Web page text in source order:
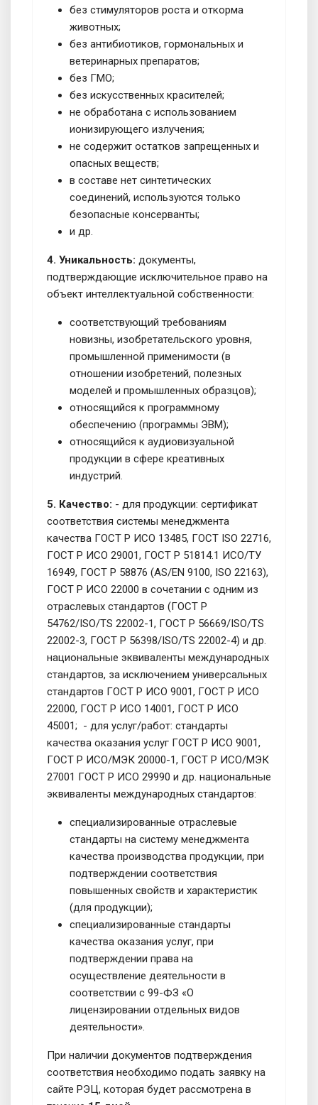
без стимуляторов роста и откорма
животных;
без антибиотиков, гормональных и
ветеринарных препаратов;
без ГМО;
без искусственных красителей;
не обработана с использованием
ионизирующего излучения;
не содержит остатков запрещенных и
опасных веществ;
в составе нет синтетических
соединений, используются только
безопасные консерванты;
и др.
4. Уникальность: документы,
подтверждающие исключительное право на
объект интеллектуальной собственности:
соответствующий требованиям
новизны, изобретательского уровня,
промышленной применимости (в
отношении изобретений, полезных
моделей и промышленных образцов);
относящийся к программному
обеспечению (программы ЭВМ);
относящийся к аудиовизуальной
продукции в сфере креативных
индустрий.
5. Качество: - для продукции: сертификат
соответствия системы менеджмента
качества ГОСТ Р ИСО 13485, ГОСТ ISO 22716,
ГОСТ Р ИСО 29001, ГОСТ Р 51814.1 ИСО/ТУ
16949, ГОСТ Р 58876 (AS/EN 9100, ISO 22163),
ГОСТ Р ИСО 22000 в сочетании с одним из
отраслевых стандартов (ГОСТ Р
54762/ISO/TS 22002-1, ГОСТ Р 56669/ISO/TS
22002-3, ГОСТ Р 56398/ISO/TS 22002-4) и др.
национальные эквиваленты международных
стандартов, за исключением универсальных
стандартов ГОСТ Р ИСО 9001, ГОСТ Р ИСО
22000, ГОСТ Р ИСО 14001, ГОСТ Р ИСО
45001; - для услуг/работ: стандарты
качества оказания услуг ГОСТ Р ИСО 9001,
ГОСТ Р ИСО/МЭК 20000-1, ГОСТ Р ИСО/МЭК
27001 ГОСТ Р ИСО 29990 и др. национальные
эквиваленты международных стандартов:
специализированные отраслевые
стандарты на систему менеджмента
качества производства продукции, при
подтверждении соответствия
повышенных свойств и характеристик
(для продукции);
специализированные стандарты
качества оказания услуг, при
подтверждении права на
осуществление деятельности в
соответствии с 99-ФЗ «О
лицензировании отдельных видов
деятельности».
При наличии документов подтверждения
соответствия необходимо подать заявку на
сайте РЭЦ, которая будет рассмотрена в